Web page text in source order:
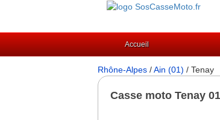
Accueil
Rhône-Alpes /Ain (01) / Tenay
Casse moto Tenay